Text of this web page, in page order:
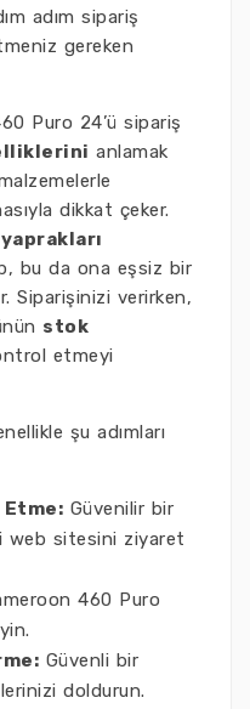
adım sipariş
gereken
Puro 24’ü sipariş
anlamak
dikkat çeker.
bu da ona eşsiz bir
Siparişinizi verirken,
stok
etmeyi
şu adımları
Güvenilir bir
web sitesini ziyaret
460 Puro
Güvenli bir
doldurun.